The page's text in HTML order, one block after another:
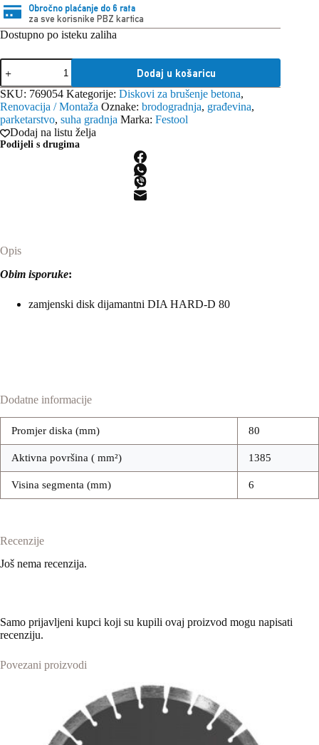
Obročno plaćanje do 6 rata
za sve korisnike PBZ kartica
Dostupno po isteku zaliha
Festool
zamjenski
disk
dijamantni
DIA
HARD-
D
80
Dodaj u košaricu
SKU: 769054 Kategorije: Diskovi za brušenje betona,
Renovacija / Montaža Oznake: brodogradnja, građevina,
parketarstvo, suha gradnja Marka: Festool
Dodaj na listu želja
Podijeli s drugima
Opis
Obim isporuke:
zamjenski disk dijamantni DIA HARD-D 80
Dodatne informacije
Promjer diska (mm) 80
Aktivna površina ( mm²) 1385
Visina segmenta (mm) 6
Recenzije
Još nema recenzija.
Samo prijavljeni kupci koji su kupili ovaj proizvod mogu napisati
recenziju.
Povezani proizvodi